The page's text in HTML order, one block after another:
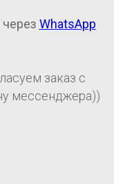
WhatsApp
заказ с
мессенджера))